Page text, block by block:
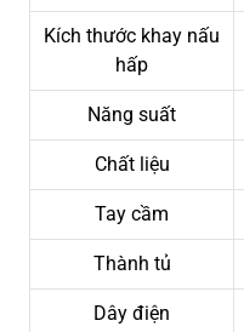
Kích thước khay nấu
hấp
Năng suất
Chất liệu
Tay cầm
Thành tủ
Dây điện